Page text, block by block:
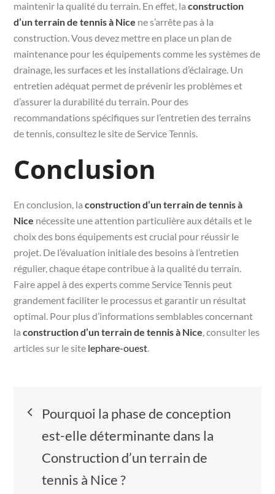
maintenir la qualité du terrain. En effet, laconstruction
d’un terrain de tennis à Nice ne s’arrête pas à la
construction. Vous devez mettre en place un plan de
maintenance pour les équipements comme les systèmes de
drainage, les surfaces et les installations d’éclairage. Un
entretien adéquat permet de prévenir les problèmes et
d’assurer la durabilité du terrain. Pour des
recommandations spécifiques sur l’entretien des terrains
de tennis, consultez le site de Service Tennis.
Conclusion
En conclusion, laconstruction d’un terrain de tennis à
Nice nécessite une attention particulière aux détails et le
choix des bons équipements est crucial pour réussir le
projet. De l’évaluation initiale des besoins à l’entretien
régulier, chaque étape contribue à la qualité du terrain.
Faire appel à des experts comme Service Tennis peut
grandement faciliter le processus et garantir un résultat
optimal. Pour plus d’informations semblables concernant
laconstruction d’un terrain de tennis à Nice, consulter les
articles sur le site lephare-ouest.
Navigation
de
l’article
Pourquoi la phase de conception
est-elle déterminante dans la
Construction d’un terrain de
tennis à Nice ?